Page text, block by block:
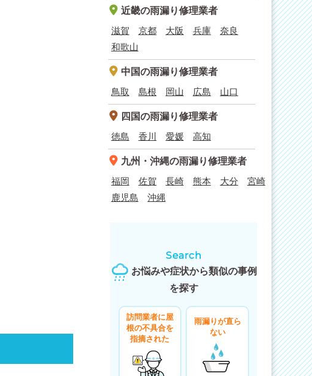
近畿の雨漏り修理業者
滋賀
京都 大阪 兵庫
奈良
和歌山
中国の雨漏り修理業者
鳥取
島根 岡山 広島 山口
四国の雨漏り修理業者
徳島
香川 愛媛 高知
九州・沖縄の雨漏り修理業者
福岡
佐賀 長崎 熊本 大分
宮崎
鹿児島
沖縄
お悩みや症状から類似の事例
を探す
Search
訪問業者に屋
根の不具合を
指摘された
雨漏りが直ら
ない